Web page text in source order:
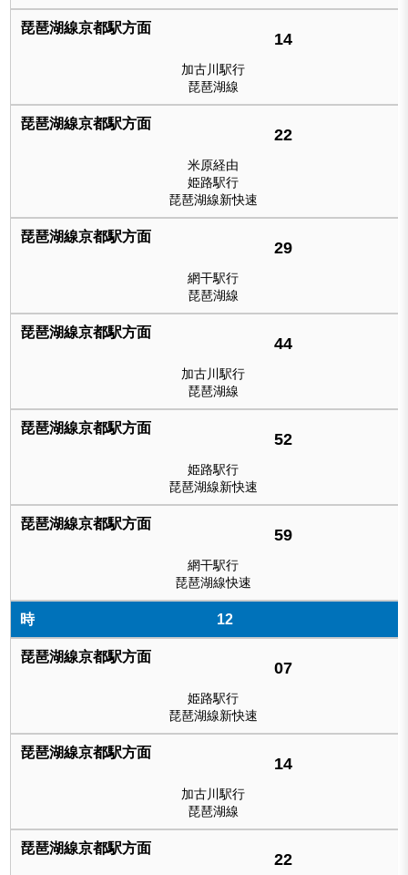
14
加古川駅行
琵琶湖線
22
米原経由
姫路駅行
琵琶湖線新快速
29
網干駅行
琵琶湖線
44
加古川駅行
琵琶湖線
52
姫路駅行
琵琶湖線新快速
59
網干駅行
琵琶湖線快速
12
07
姫路駅行
琵琶湖線新快速
14
加古川駅行
琵琶湖線
22